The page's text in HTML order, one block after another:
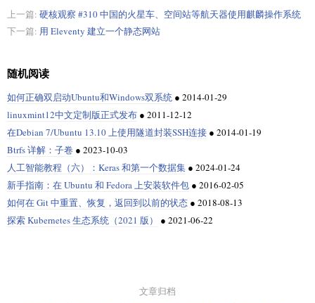
上一篇: 硬核观察 #310 中国的火星车、空间站等航天器使用麒麟操作系统
下一篇: 用 Eleventy 建立一个静态网站
随机阅读
如何正确双启动Ubuntu和Windows双系统 ● 2014-01-29
linuxmint12中文定制版正式发布 ● 2011-12-12
在Debian 7/Ubuntu 13.10 上使用隧道封装SSH连接 ● 2014-01-19
Btrfs 详解：子卷 ● 2023-10-03
人工智能教程（六）：Keras 和第一个数据集 ● 2024-01-24
新手指南：在 Ubuntu 和 Fedora 上安装软件包 ● 2016-02-05
如何在 Git 中重置、恢复，返回到以前的状态 ● 2018-08-13
探索 Kubernetes 生态系统（2021 版）
● 2021-06-22
文章归档